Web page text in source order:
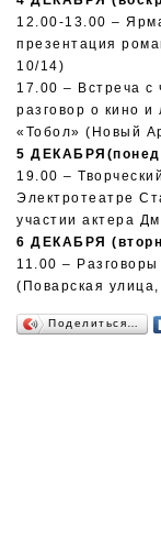
12.00-13.00 –
презентация
10/14)
17.00 – Встреча с
разговор о кино
«Тобол» (Новый
5
19.00 –
Электротеатре
участии актера
6 ДЕКАБРЯ
11.00 –
(Поварская
Поделиться…